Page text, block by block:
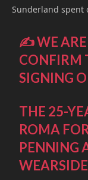
Sunderland spent
✍️ WE ARE
CONFIRM
SIGNING
THE 25-
ROMA
PENNING
WEARSIDE